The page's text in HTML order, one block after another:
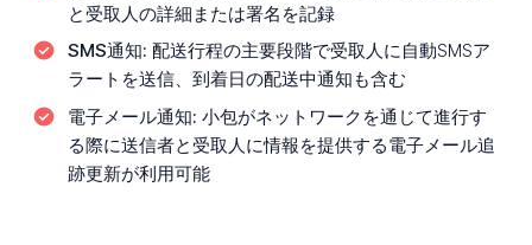
と受取人の詳細または署名を記録
SMS通知: 配送行程の主要段階で受取人に自動SMSア
ラートを送信、到着日の配送中通知も含む
電子メール通知: 小包がネットワークを通じて進行す
る際に送信者と受取人に情報を提供する電子メール追
跡更新が利用可能